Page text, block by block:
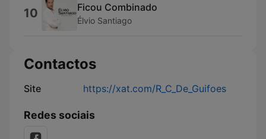
10 Ficou Combinado
Élvio Santiago
Contactos
Site https://xat.com/R_C_De_Guifoes
Redes sociais